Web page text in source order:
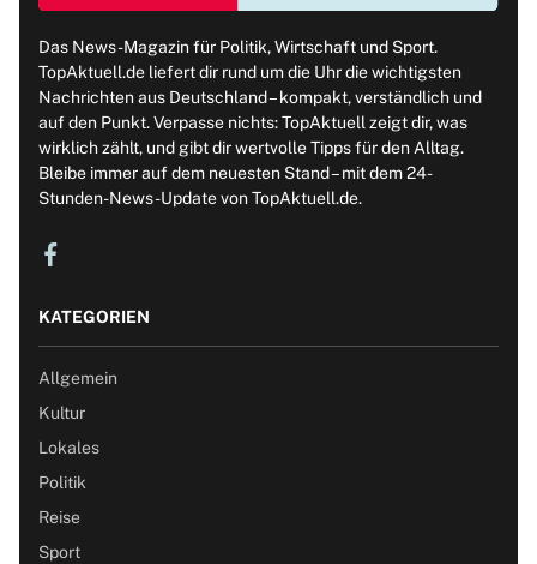
Das News-Magazin für Politik, Wirtschaft und Sport.
TopAktuell.de liefert dir rund um die Uhr die wichtigsten
Nachrichten aus Deutschland – kompakt, verständlich und
auf den Punkt. Verpasse nichts: TopAktuell zeigt dir, was
wirklich zählt, und gibt dir wertvolle Tipps für den Alltag.
Bleibe immer auf dem neuesten Stand – mit dem 24-
Stunden-News-Update von TopAktuell.de.
KATEGORIEN
Allgemein
Kultur
Lokales
Politik
Reise
Sport